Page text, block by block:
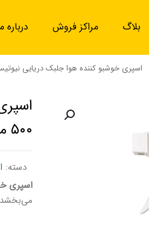
بلاگ مراکز فروش درباره
اسپری خوشبو کننده هوا جلبک دریایی نیوتیس حجم ۵۰۰
۵۰۰ میلی لیتر
اسپری
می‌بخشد
دسته: